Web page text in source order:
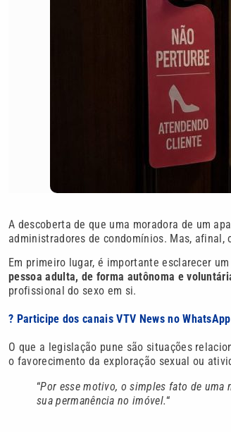
A descoberta de que uma moradora de um
administradores de condomínios. Mas,
Em primeiro lugar, é importante esclarecer
pessoa adulta, de forma autônoma e
profissional do sexo em si.
? Participe dos canais VTV News no WhatsApp
O que a legislação pune são situações
o favorecimento da exploração sexual ou
“Por esse motivo, o simples fato de uma
sua permanência no imóvel.“